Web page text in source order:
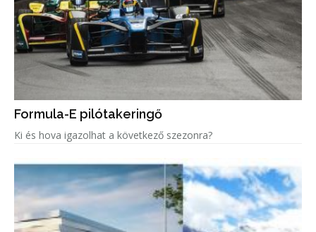
Formula-E pilótakeringő
Ki és hova igazolhat a következő szezonra?